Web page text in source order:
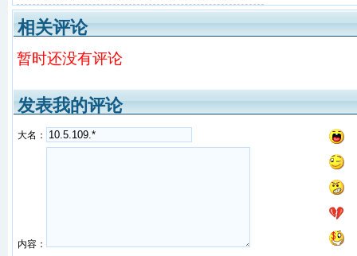
相关评论
暂时还没有评论
发表我的评论
大名：
内容：